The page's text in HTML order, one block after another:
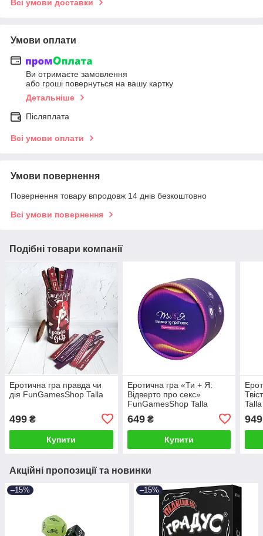
Всі умови доставки
Умови оплати
Ви отримаєте замовлення
або гроші повернуться на вашу картку
Детальніше
Післяплата
Всі умови оплати
Умови повернення
Повернення товару впродовж 14 днів безкоштовно
Всі умови повернення
Подібні товари компанії
Еротична гра правда чи
дія FunGamesShop Talla
499 ₴
Купити
Еротична гра «Ти + Я:
Відверто про секс»
FunGamesShop Talla
649₴
Купити
Talla
949
Акційні пропозиції та новинки
–15% –15%